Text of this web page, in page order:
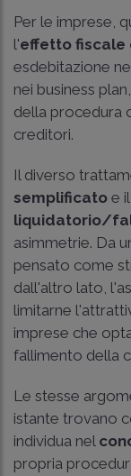
Per le imprese,
l'effetto fiscale
esdebitazione
nei business
della procedura
creditori.
Il diverso
semplificato e il
liquidatorio/
asimmetrie. Da
pensato come
dall'altro lato,
limitarne
imprese che
fallimento della
Le stesse
istante trovano
individua nel
propria